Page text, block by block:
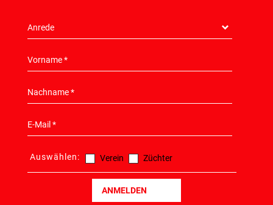
Auswählen: Verein Züchter
ANMELDEN